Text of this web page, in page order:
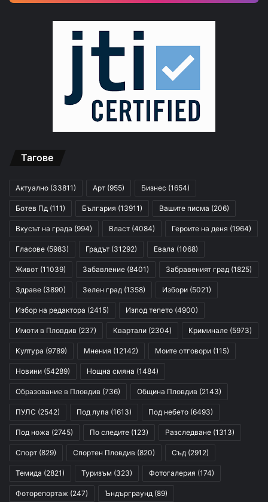
Тагове
Актуално (33811) Арт (955) Бизнес (1654)
Ботев Пд (111) България (13911) Вашите писма (206)
Вкусът на града (994) Власт (4084) Героите на деня (1964)
Гласове (5983) Градът (31292) Евала (1068)
Живот (11039) Забавление (8401) Забравеният град (1825)
Здраве (3890) Зелен град (1358) Избори (5021)
Избор на редактора (2415) Изпод тепето (4900)
Имоти в Пловдив (237) Квартали (2304) Криминале (5973)
Култура (9789) Мнения (12142) Моите отговори (115)
Новини (54289) Нощна смяна (1484)
Образование в Пловдив (736) Община Пловдив (2143)
ПУЛС (2542) Под лупа (1613) Под небето (6493)
Под ножа (2745) По следите (123) Разследване (1313)
Спорт (829) Спортен Пловдив (820) Съд (2912)
Темида (2821) Туризъм (323) Фотогалерия (174)
Фоторепортаж (247) Ъндърграунд (89)